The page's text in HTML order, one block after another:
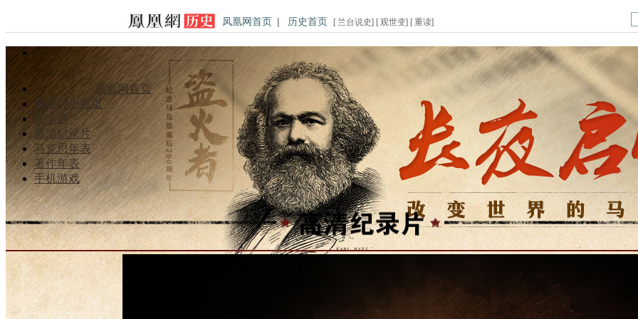
凤凰网首页 | 历史首页 [ 兰台说史] [观世变] [重读]
凤凰网首页
凤凰历史首页
主专题
高清纪录片
马克思年表
著作年表
手机游戏